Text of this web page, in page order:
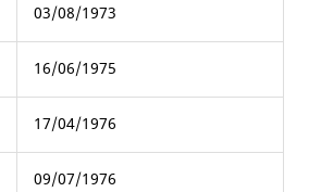
03/08/1973
16/06/1975
17/04/1976
09/07/1976